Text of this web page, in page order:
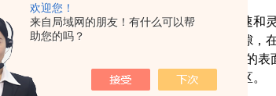
欢迎您！
来自局域网的朋友！有什么可以帮
助您的吗？
液，超细悬浮液和乳液的生产。除了高转速和
子之间有一个宽的入口间隙和窄的出口间隙，
2000整机采用几何机构的研磨定转子，的
碎区，二级为细磨碎区，三级为超微磨碎区。